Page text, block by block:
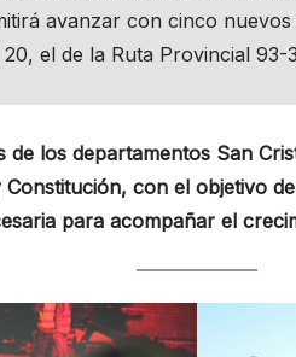
avanzar con cinco
el de la Ruta Provincial
de los departamentos San
con el objetivo
para acompañar el